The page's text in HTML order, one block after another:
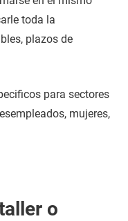
toda la
plazos de
para sectores
mujeres,
o